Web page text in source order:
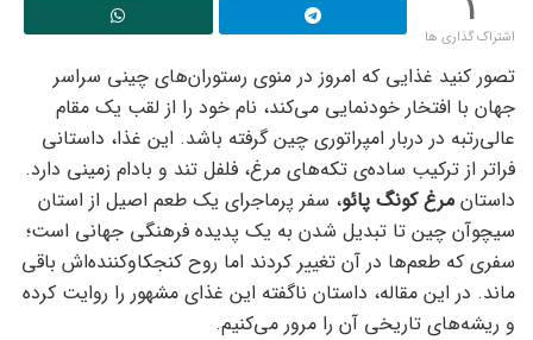
1
اشتراک گذاری ها
تصور کنید غذایی که امروز در منوی رستوران‌های چینی سراسر
جهان با افتخار خودنمایی می‌کند، نام خود را از لقب یک مقام
عالی‌رتبه در دربار امپراتوری چین گرفته باشد. این غذا، داستانی
فراتر از ترکیب ساده‌ی تکه‌های مرغ، فلفل تند و بادام زمینی دارد.
داستان مرغ کونگ پائو، سفر پرماجرای یک طعم اصیل از استان
سیچوآن چین تا تبدیل شدن به یک پدیده فرهنگی جهانی است؛
سفری که طعم‌ها در آن تغییر کردند اما روح کنجکاوکننده‌اش باقی
ماند. در این مقاله، داستان ناگفته این غذای مشهور را روایت کرده
و ریشه‌های تاریخی آن را مرور می‌کنیم.